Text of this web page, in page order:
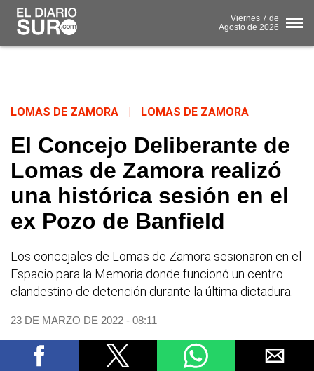
Viernes 7 de
Agosto de 2026
LOMAS DE ZAMORA LOMAS DE ZAMORA
El Concejo Deliberante de
Lomas de Zamora realizó
una histórica sesión en el
ex Pozo de Banfield
Los concejales de Lomas de Zamora sesionaron en el
Espacio para la Memoria donde funcionó un centro
clandestino de detención durante la última dictadura.
23 DE MARZO DE 2022 - 08:11